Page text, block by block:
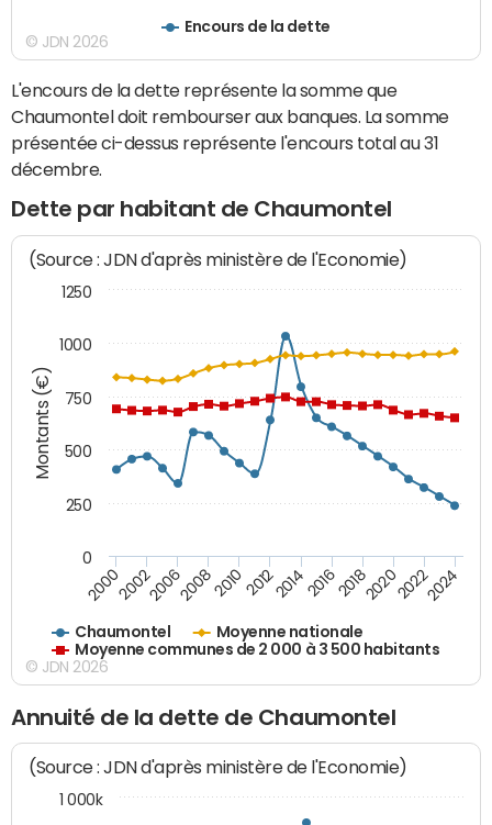
Encours de la dette
© JDN 2026
L'encours de la dette représente la somme que
Chaumontel doit rembourser aux banques. La somme
présentée ci-dessus représente l'encours total au 31
décembre.
Dette par habitant de Chaumontel
Montants (€)
(Source : JDN d'après ministère de l'Economie)
Chaumontel
Moyenne nationale
Moyenne communes de 2 000 à 3 500 habitants
200020022006200820102012201420162018202020222024
0
250
500
750
1000
1250
© JDN 2026
Annuité de la dette de Chaumontel
(Source : JDN d'après ministère de l'Economie)
1 000k